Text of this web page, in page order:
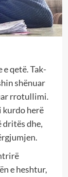
qetë. Tak-
shënuar
rrotullimi.
kurdo herë
dritës dhe,
e heshtur,